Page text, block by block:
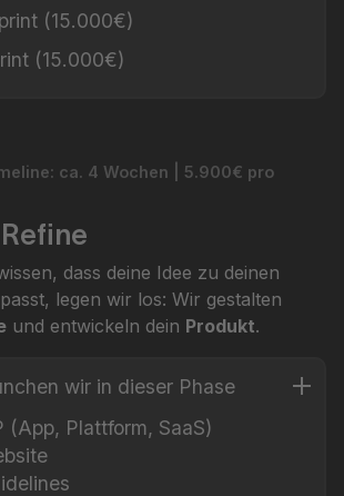
(15.000€)
(15.000€)
ca. 4 Wochen | 5.900€ pro
dass deine Idee zu deinen
legen wir los: Wir gestalten
und entwickeln dein Produkt.
wir in dieser Phase
(App, Plattform, SaaS)